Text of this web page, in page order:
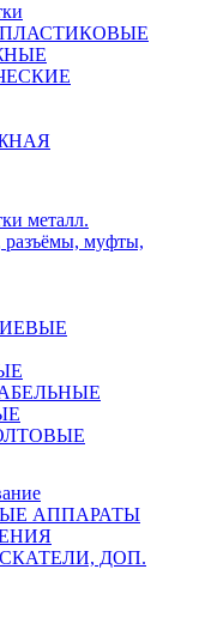
металл.
разъёмы, муфты,
АППАРАТЫ
ДОП.